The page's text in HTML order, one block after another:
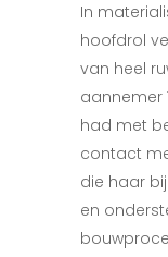
In
hoofdrol
van heel
aannemer
had met
contact
die haar
en